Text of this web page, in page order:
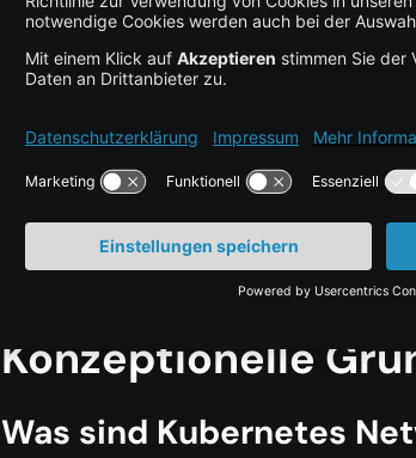
NetworkPolicies.
Zero-Trust-Networking lässt sich in
mit Namespace-Isolation umsetzen.
Observability verhindert unbemerkte
Regeln vor und nach der Durchsetzung
Audits nachvollzogen werden.
Konzeptionelle
Was sind Kubernetes